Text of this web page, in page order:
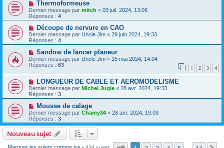
Thermoformeuse
Dernier message par mitch « 03 juil. 2024, 13:06
Réponses : 4
Découpe de nervure en CAO
Dernier message par Uncle Jim « 29 juin 2024, 19:33
Réponses : 4
Sandow de lancer planeur
Dernier message par Uncle Jim « 15 mai 2024, 14:04
Réponses : 63 1 2 3 4
LONGUEUR DE CABLE ET AEROMODELISME
Dernier message par Michel Jugie « 28 avr. 2024, 19:33
Réponses : 3
Mousse de calage
Dernier message par Chamy34 « 28 avr. 2024, 19:03
Réponses : 3
Nouveau sujet